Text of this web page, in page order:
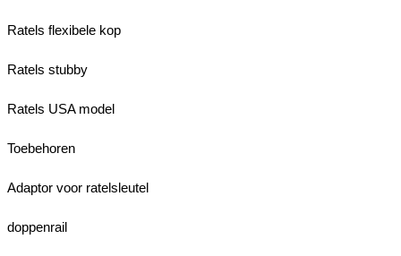
Ratels flexibele kop
Ratels stubby
Ratels USA model
Toebehoren
Adaptor voor ratelsleutel
doppenrail